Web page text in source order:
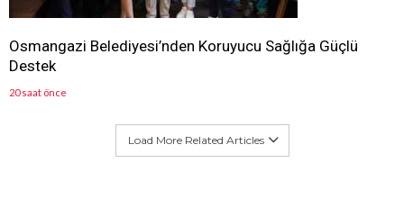
Osmangazi Belediyesi’nden Koruyucu Sağlığa Güçlü
Destek
20 saat önce
Load More Related Articles